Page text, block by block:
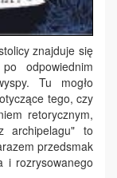
znajduje się
odpowiednim
Tu mogło
tego, czy
retorycznym,
archipelagu" to
przedsmak
i rozrysowanego